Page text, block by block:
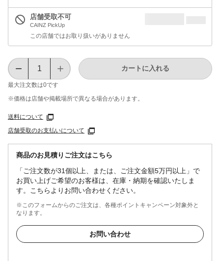
店舗受取不可
CAINZ PickUp
この店舗ではお取り扱いがありません
最大注文数は0です
カートに入れる
※価格は​店舗や​掲載場所で​異なる​場合が​あります。
送料について
店舗受取のお支払いについて
商品のお見積りご注文はこちら
「ご注文数が31個以上、または、ご注文金額5万円以上」で
お買い上げご希望のお客様は、在庫・納期を確認いたしま
す。こちらよりお問い合わせください。
※このフォームからのご注文は、各種ポイントキャンペーン対象外と
なります。
お問い合わせ